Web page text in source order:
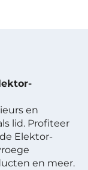
en
lid. Profiteer
Elektor-
en meer.